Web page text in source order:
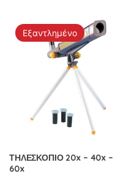
Εξαντλημένο
ΤΗΛΕΣΚΟΠΙΟ 20x – 40x –
60x